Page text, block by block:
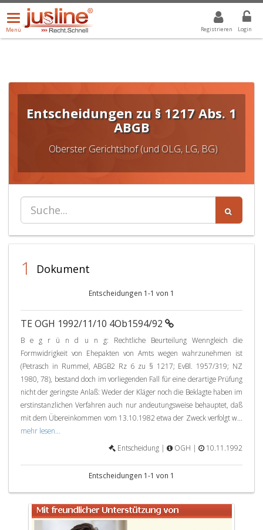
Registrieren Login
Menü
öffnen/schließen
Menü
ALLE DROPDOWN: GEWÄHLTER WERT IST ALLE
Entscheidungen zu § 1217 Abs. 1
ABGB
Oberster Gerichtshof (und OLG, LG, BG)
1 Dokument
Entscheidungen 1-1 von 1
TE OGH 1992/11/10 4Ob1594/92
B e g r ü n d u n g: Rechtliche Beurteilung Wenngleich die
Formwidrigkeit von Ehepakten von Amts wegen wahrzunehmen ist
(Petrasch in Rummel, ABGB2 Rz 6 zu § 1217; EvBl. 1957/319; NZ
1980, 78), bestand doch im vorliegenden Fall für eine derartige Prüfung
nicht der geringste Anlaß: Weder der Kläger noch die Beklagte haben im
erstinstanzlichen Verfahren auch nur andeutungsweise behauptet, daß
mit dem Übereinkommen vom 13.10.1982 etwa der Zweck verfolgt w...
mehr lesen...
Entscheidung |
OGH | 10.11.1992
Entscheidungen 1-1 von 1